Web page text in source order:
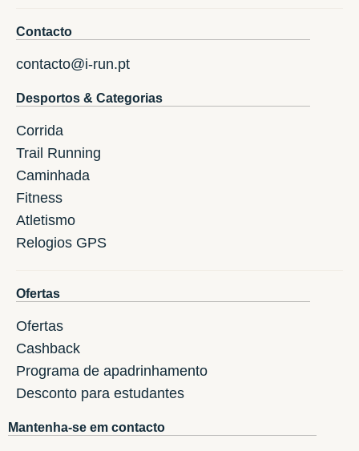
Contacto
contacto@i-run.pt
Desportos & Categorias
Corrida
Trail Running
Caminhada
Fitness
Atletismo
Relogios GPS
Ofertas
Ofertas
Cashback
Programa de apadrinhamento
Desconto para estudantes
Mantenha-se em contacto